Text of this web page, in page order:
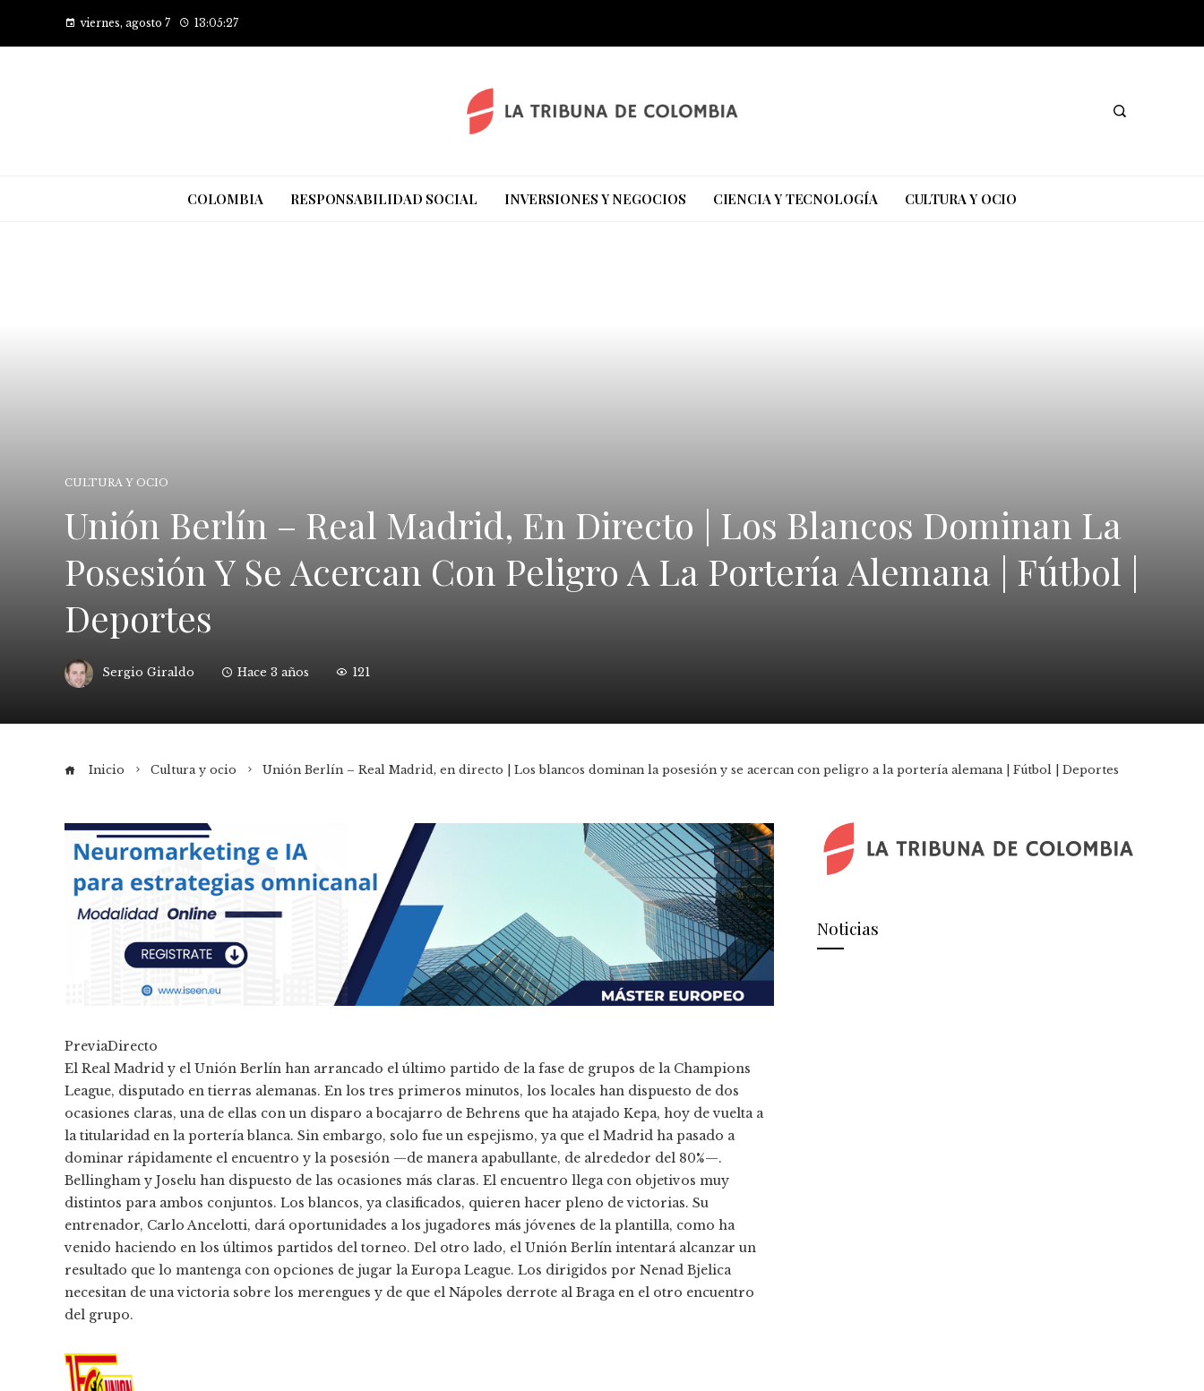
viernes, agosto 7 13:05:27
COLOMBIA RESPONSABILIDAD SOCIAL INVERSIONES Y NEGOCIOS CIENCIA Y TECNOLOGÍA CULTURA Y OCIO
CULTURA Y OCIO
Unión Berlín – Real Madrid, En Directo | Los Blancos Dominan La
Posesión Y Se Acercan Con Peligro A La Portería Alemana | Fútbol |
Deportes
Sergio Giraldo Hace 3 años 121
Inicio Cultura y ocio Unión Berlín – Real Madrid, en directo | Los blancos dominan la posesión y se acercan con peligro a la portería alemana | Fútbol | Deportes
PreviaDirecto
El Real Madrid y el Unión Berlín han arrancado el último partido de la fase de grupos de la Champions
League, disputado en tierras alemanas. En los tres primeros minutos, los locales han dispuesto de dos
ocasiones claras, una de ellas con un disparo a bocajarro de Behrens que ha atajado Kepa, hoy de vuelta a
la titularidad en la portería blanca. Sin embargo, solo fue un espejismo, ya que el Madrid ha pasado a
dominar rápidamente el encuentro y la posesión —de manera apabullante, de alrededor del 80%—.
Bellingham y Joselu han dispuesto de las ocasiones más claras. El encuentro llega con objetivos muy
distintos para ambos conjuntos. Los blancos, ya clasificados, quieren hacer pleno de victorias. Su
entrenador, Carlo Ancelotti, dará oportunidades a los jugadores más jóvenes de la plantilla, como ha
venido haciendo en los últimos partidos del torneo. Del otro lado, el Unión Berlín intentará alcanzar un
resultado que lo mantenga con opciones de jugar la Europa League. Los dirigidos por Nenad Bjelica
necesitan de una victoria sobre los merengues y de que el Nápoles derrote al Braga en el otro encuentro
del grupo.
Noticias